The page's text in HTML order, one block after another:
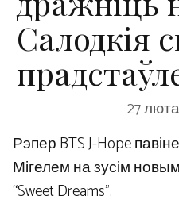
Салодкія
27
Рэпер BTS J-Hope
Мігелем на зусім
“Sweet Dreams”.